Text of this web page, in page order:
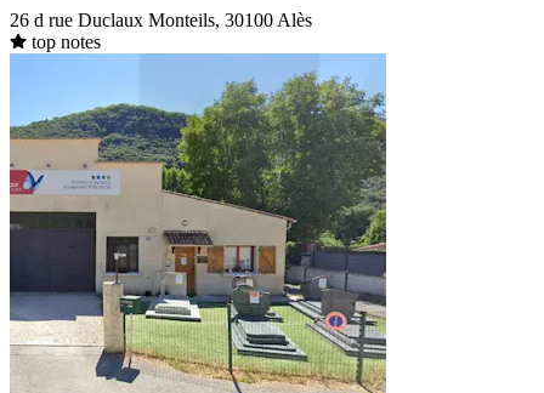
26 d rue Duclaux Monteils, 30100 Alès
top notes